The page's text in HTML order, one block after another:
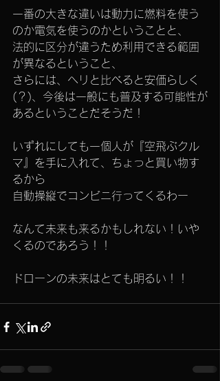
一番の大きな違いは動力に燃料を使う
のか電気を使うのかということと、
法的に区分が違うため利用できる範囲
が異なるということ、
さらには、ヘリと比べると安価らしく
(？)、今後は一般にも普及する可能性が
あるということだそうだ！
いずれにしても一個人が『空飛ぶクル
マ』を手に入れて、ちょっと買い物す
るから
自動操縦でコンビニ行ってくるわー
なんて未来も来るかもしれない！いや
くるのであろう！！
ドローンの未来はとても明るい！！